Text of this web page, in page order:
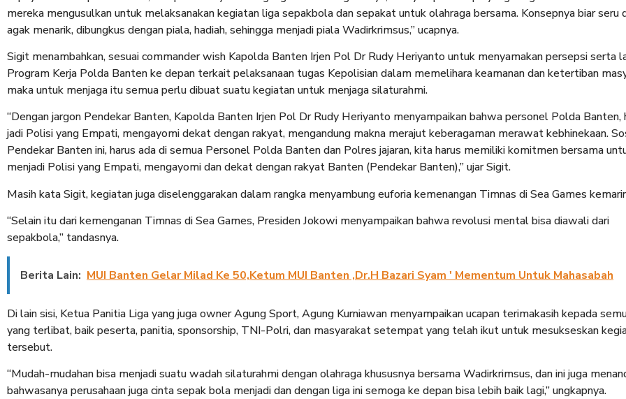
mereka mengusulkan untuk melaksanakan kegiatan liga sepakbola dan sepakat untuk olahraga bersama. Konsepnya biar seru
agak menarik, dibungkus dengan piala, hadiah, sehingga menjadi piala Wadirkrimsus,” ucapnya.
Sigit menambahkan, sesuai commander wish Kapolda Banten Irjen Pol Dr Rudy Heriyanto untuk menyamakan persepsi serta
Program Kerja Polda Banten ke depan terkait pelaksanaan tugas Kepolisian dalam memelihara keamanan dan ketertiban
maka untuk menjaga itu semua perlu dibuat suatu kegiatan untuk menjaga silaturahmi.
“Dengan jargon Pendekar Banten, Kapolda Banten Irjen Pol Dr Rudy Heriyanto menyampaikan bahwa personel Polda Banten,
jadi Polisi yang Empati, mengayomi dekat dengan rakyat, mengandung makna merajut keberagaman merawat kebhinekaan.
Pendekar Banten ini, harus ada di semua Personel Polda Banten dan Polres jajaran, kita harus memiliki komitmen bersama
menjadi Polisi yang Empati, mengayomi dan dekat dengan rakyat Banten (Pendekar Banten),” ujar Sigit.
Masih kata Sigit, kegiatan juga diselenggarakan dalam rangka menyambung euforia kemenangan Timnas di Sea Games
“Selain itu dari kemenganan Timnas di Sea Games, Presiden Jokowi menyampaikan bahwa revolusi mental bisa diawali dari
sepakbola,” tandasnya.
Berita Lain: MUI Banten Gelar Milad Ke 50,Ketum MUI Banten ,Dr.H Bazari Syam ' Mementum Untuk Mahasabah
Di lain sisi, Ketua Panitia Liga yang juga owner Agung Sport, Agung Kurniawan menyampaikan ucapan terimakasih kepada
yang terlibat, baik peserta, panitia, sponsorship, TNI-Polri, dan masyarakat setempat yang telah ikut untuk mesukseskan
tersebut.
“Mudah-mudahan bisa menjadi suatu wadah silaturahmi dengan olahraga khususnya bersama Wadirkrimsus, dan ini juga
bahwasanya perusahaan juga cinta sepak bola menjadi dan dengan liga ini semoga ke depan bisa lebih baik lagi,” ungkapnya.